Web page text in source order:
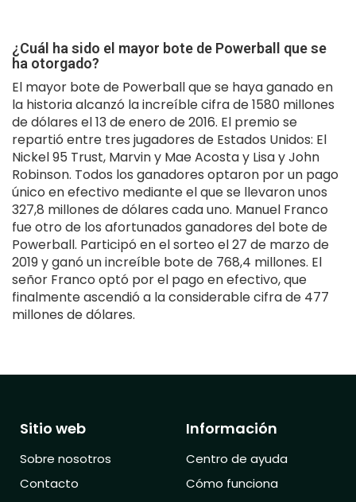
¿Cuál ha sido el mayor bote de Powerball que se
ha otorgado?
El mayor bote de Powerball que se haya ganado en
la historia alcanzó la increíble cifra de 1580 millones
de dólares el 13 de enero de 2016. El premio se
repartió entre tres jugadores de Estados Unidos: El
Nickel 95 Trust, Marvin y Mae Acosta y Lisa y John
Robinson. Todos los ganadores optaron por un pago
único en efectivo mediante el que se llevaron unos
327,8 millones de dólares cada uno. Manuel Franco
fue otro de los afortunados ganadores del bote de
Powerball. Participó en el sorteo el 27 de marzo de
2019 y ganó un increíble bote de 768,4 millones. El
señor Franco optó por el pago en efectivo, que
finalmente ascendió a la considerable cifra de 477
millones de dólares.
Sitio web
Sobre nosotros
Contacto
Información
Centro de ayuda
Cómo funciona